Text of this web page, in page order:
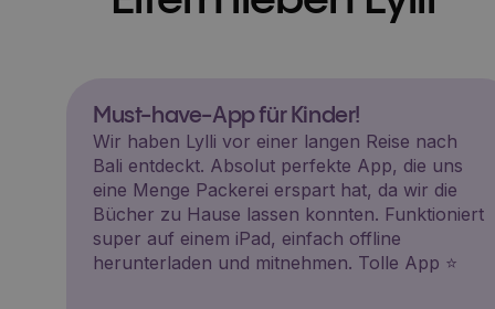
Must-have-App für Kinder!
Wir haben Lylli vor einer langen Reise nach
Bali entdeckt. Absolut perfekte App, die uns
eine Menge Packerei erspart hat, da wir die
Bücher zu Hause lassen konnten. Funktioniert
super auf einem iPad, einfach offline
herunterladen und mitnehmen. Tolle App ⭐️